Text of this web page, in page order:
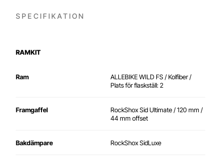
SPECIFIKATION
RAMKIT
Ram
ALLEBIKE WILD FS / Kolfiber /
Plats för flaskställ: 2
Framgaffel
RockShox Sid Ultimate / 120 mm /
44 mm offset
Bakdämpare RockShox SidLuxe